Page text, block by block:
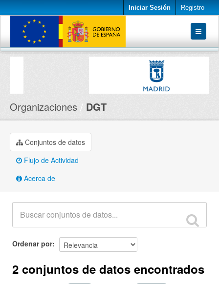
Iniciar Sesión Registro
Conjuntos de datos
Organizaciones DGT
Conjuntos de datos
Flujo de Actividad
Acerca de
Ordenar por
2 conjuntos de datos encontrados